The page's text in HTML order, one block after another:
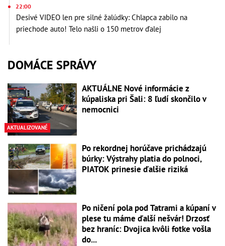
22:00
Desivé VIDEO len pre silné žalúdky: Chlapca zabilo na
priechode auto! Telo našli o 150 metrov ďalej
DOMÁCE SPRÁVY
AKTUALIZOVANÉ
AKTUÁLNE Nové informácie z
kúpaliska pri Šali: 8 ľudí skončilo v
nemocnici
Po rekordnej horúčave prichádzajú
búrky: Výstrahy platia do polnoci,
PIATOK prinesie ďalšie riziká
Po ničení pola pod Tatrami a kúpaní v
plese tu máme ďalší nešvár! Drzosť
bez hraníc: Dvojica kvôli fotke vošla
do...